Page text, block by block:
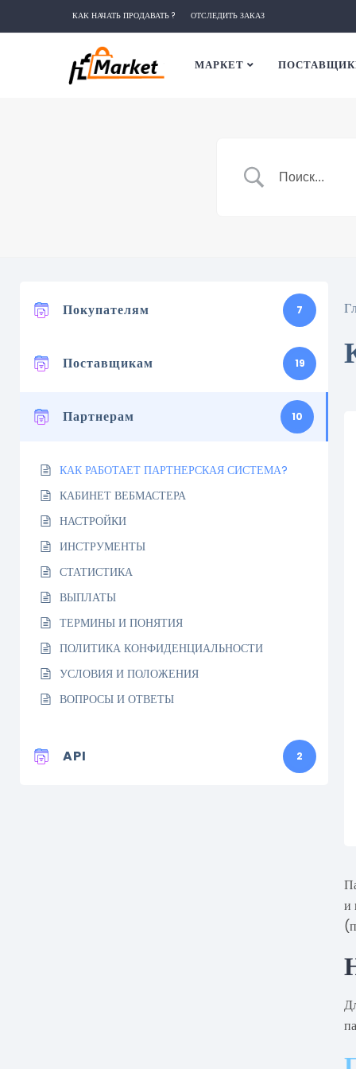
КАК НАЧАТЬ ПРОДАВАТЬ ? ОТСЛЕДИТЬ ЗАКАЗ
МАРКЕТ
Покупателям 7
Поставщикам 19
Партнерам 10
КАК РАБОТАЕТ ПАРТНЕРСКАЯ СИСТЕМА?
КАБИНЕТ ВЕБМАСТЕРА
НАСТРОЙКИ
ИНСТРУМЕНТЫ
СТАТИСТИКА
ВЫПЛАТЫ
ТЕРМИНЫ И ПОНЯТИЯ
ПОЛИТИКА КОНФИДЕНЦИАЛЬНОСТИ
УСЛОВИЯ И ПОЛОЖЕНИЯ
ВОПРОСЫ И ОТВЕТЫ
API 2
и